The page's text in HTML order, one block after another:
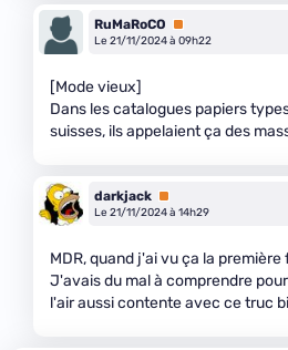
RuMaRoCO
Premium
Le 21/11/2024 à 09h22
[Mode vieux]
Dans les catalogues papiers
suisses, ils appelaient ça des
darkjack Premium
Le 21/11/2024 à 14h29
MDR, quand j'ai vu ça la
J'avais du mal à comprendre
l'air aussi contente avec ce truc